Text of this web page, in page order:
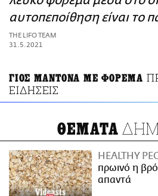
ΑΜΠΑ
PRINT
αυτοπεποίθηση είναι το
THE LIFO TEAM
31.5.2021
ΓΙΟΣ ΜΑΝΤΟΝΑ ΜΕ ΦΟΡΕΜΑ
ΕΙΔΗΣΕΙΣ
ΘΕΜΑΤΑ
HEALTHY
πρωινό η
απαντά